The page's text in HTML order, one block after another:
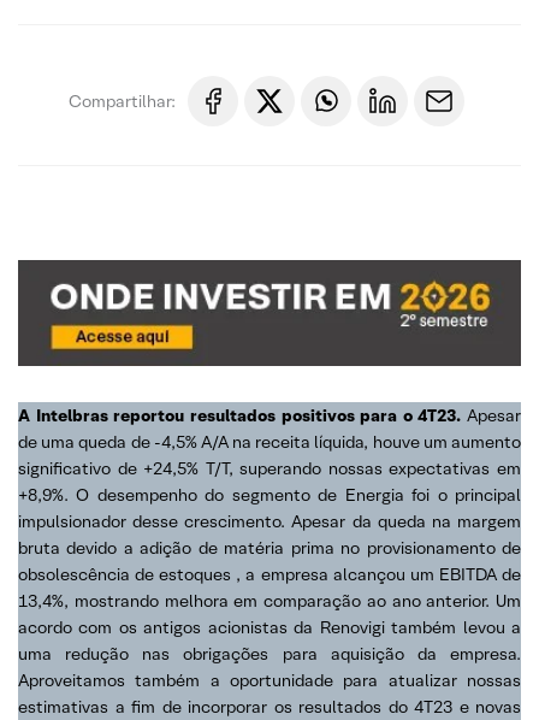
Compartilhar:
A Intelbras reportou resultados positivos para o 4T23. Apesar
de uma queda de -4,5% A/A na receita líquida, houve um aumento
significativo de +24,5% T/T, superando nossas expectativas em
+8,9%. O desempenho do segmento de Energia foi o principal
impulsionador desse crescimento. Apesar da queda na margem
bruta devido a adição de matéria prima no provisionamento de
obsolescência de estoques , a empresa alcançou um EBITDA de
13,4%, mostrando melhora em comparação ao ano anterior. Um
acordo com os antigos acionistas da Renovigi também levou a
uma redução nas obrigações para aquisição da empresa.
Aproveitamos também a oportunidade para atualizar nossas
estimativas a fim de incorporar os resultados do 4T23 e novas